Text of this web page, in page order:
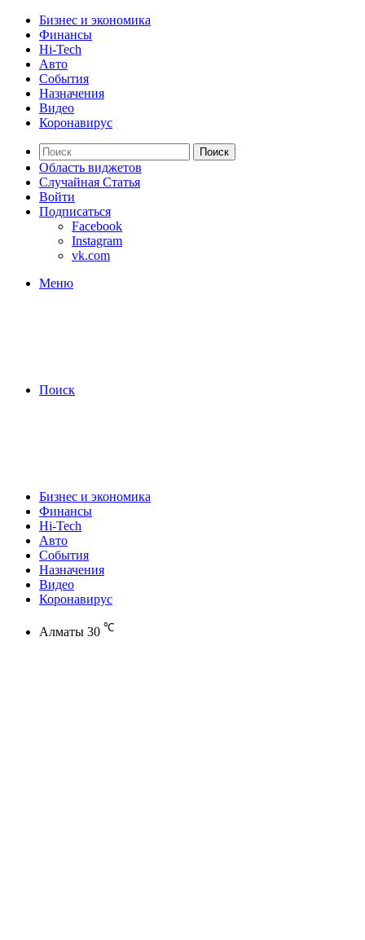
Бизнес и экономика
Финансы
Hi-Tech
Авто
События
Назначения
Видео
Коронавирус
Поиск
Область виджетов
Случайная Статья
Войти
Подписаться
Facebook
Instagram
vk.com
Меню
Поиск
Бизнес и экономика
Финансы
Hi-Tech
Авто
События
Назначения
Видео
Коронавирус
Алматы 30 ℃